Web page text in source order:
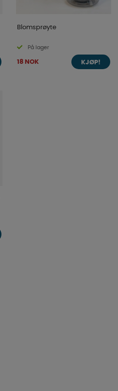
Blomsprøyte
På lager
18 NOK KJØP!